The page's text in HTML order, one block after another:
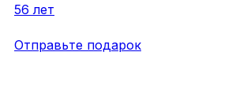
56 лет
Отправьте подарок